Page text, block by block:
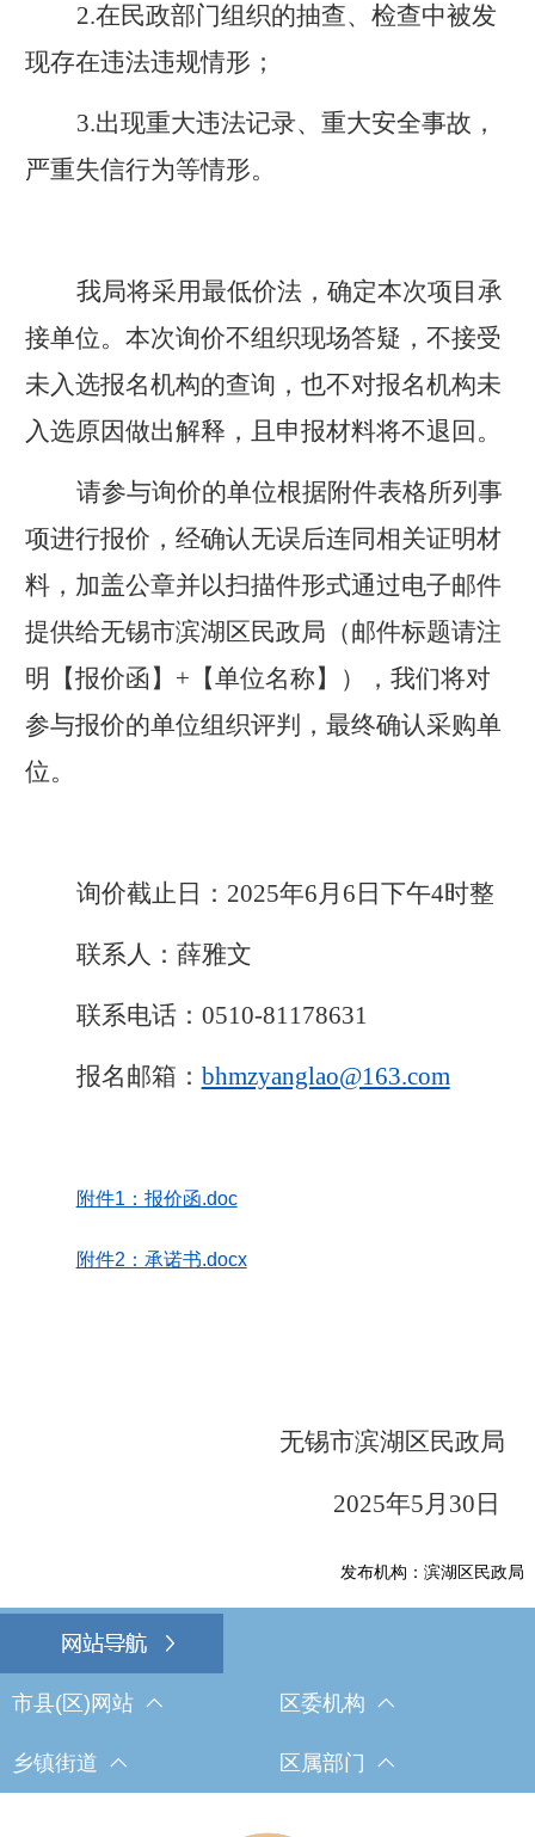
2.在民政部门组织的抽查、检查中被发
现存在违法违规情形；
3.出现重大违法记录、重大安全事故，
严重失信行为等情形。
我局将采用最低价法，确定本次项目承
接单位。本次询价不组织现场答疑，不接受
未入选报名机构的查询，也不对报名机构未
入选原因做出解释，且申报材料将不退回。
请参与询价的单位根据附件表格所列事
项进行报价，经确认无误后连同相关证明材
料，加盖公章并以扫描件形式通过电子邮件
提供给无锡市滨湖区民政局（邮件标题请注
明【报价函】 + 【单位名称】），我们将对
参与报价的单位组织评判，最终确认采购单
位。
询价截止日： 2025年6月 6 日下午4时整
联系人：薛雅文
联系电话： 0510-81178631
报名邮箱： bhmzyanglao@163.com
附件1：报价函.doc
附件2：承诺书.docx
无锡市滨湖区民政局
2025年5月 30 日
发布机构：滨湖区民政局
市县(区)网站 区委机构
乡镇街道 区属部门